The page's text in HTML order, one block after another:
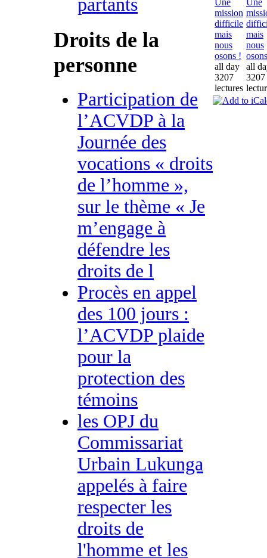
partants
Droits de la
personne
Participation de
l’ACVDP à la
Journée des
vocations « droits
de l’homme »,
sur le thème « Je
m’engage à
défendre les
droits de l
Procès en appel
des 100 jours :
l’ACVDP plaide
pour la
protection des
témoins
les OPJ du
Commissariat
Urbain Lukunga
appelés à faire
respecter les
droits de
l'homme et les
mission
difficile
mais
nous
osons !
all day
3207
lectures
mais
nous
all
3207